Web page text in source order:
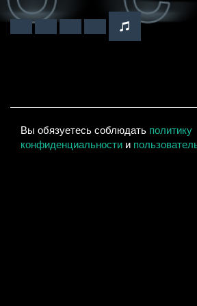
Вы обязуетесь соблюдать политику
конфиденциальности и